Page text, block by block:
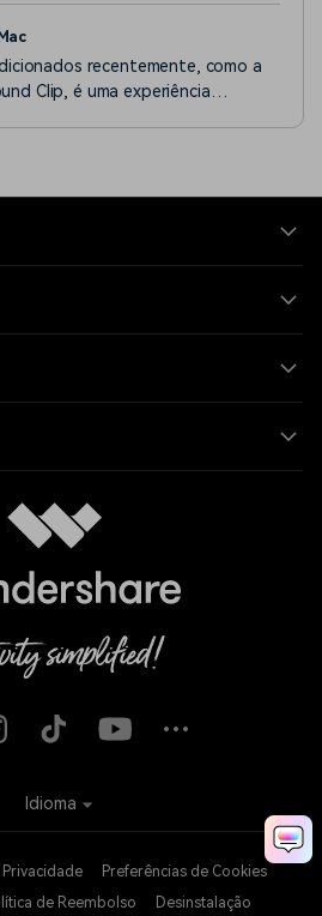
recentemente, como a
Clip, é uma experiência
Privacidade
Preferências de Cookies
de Reembolso Desinstalação
Idioma